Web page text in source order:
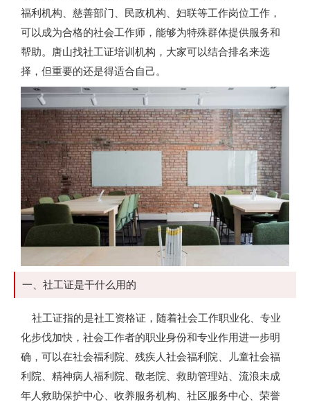
福利机构、慈善部门、民政机构、妇联等工作岗位工作，
可以成为合格的社会工作师，能够为特殊群体提供服务和
帮助。唐山找社工证培训机构，大家可以结合排名来选
择，但重要的还是得适合自己。
一、社工证是干什么用的
社工证指的是社工资格证，随着社会工作职业化、专业
化步伐加快，社会工作者的职业身份和专业作用进一步明
确，可以在社会福利院、残疾人社会福利院、儿童社会福
利院、精神病人福利院、敬老院、救助管理站、流浪未成
年人救助保护中心、收养服务机构、社区服务中心、荣誉